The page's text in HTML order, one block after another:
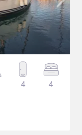
4 4